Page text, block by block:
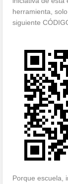
herramienta,
siguiente
Porque escuela,